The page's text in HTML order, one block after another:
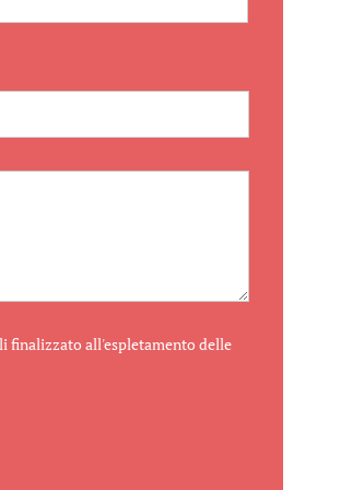
finalizzato all'espletamento delle